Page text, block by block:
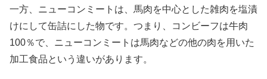
一方、ニューコンミートは、馬肉を中心とした雑肉を塩漬
けにして缶詰にした物です。つまり、コンビーフは牛肉
100％で、ニューコンミートは馬肉などの他の肉を用いた
加工食品という違いがあります。